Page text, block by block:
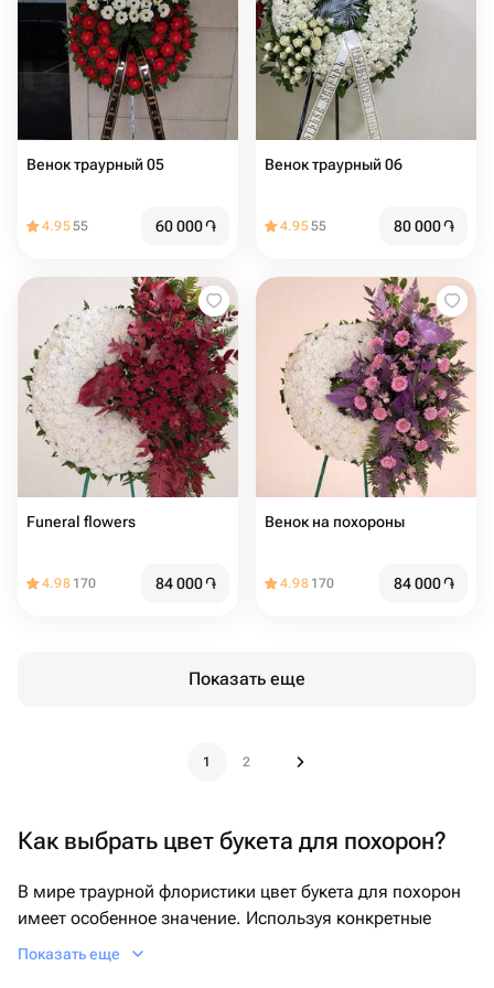
Венок траурный 05
4.9555 60 000֏
Венок траурный 06
4.9555 80 000֏
Funeral flowers
4.98 170 84 000֏
Венок на похороны
4.98 170 84 000֏
Показать еще
1 2
Как выбрать цвет букета для похорон?
В мире траурной флористики цвет букета для похорон
имеет особенное значение. Используя конкретные
оттенки в сочетании с разными видами цветов, можно
Показать еще